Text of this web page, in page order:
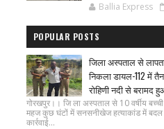
Ballia Express
POPULAR POSTS
जिला अस्पताल से लापता
निकला डायल-112 में
रोहिणी नदी से बरामद
गोरखपुर।। जि ला अस्पताल से 10 वर्षीय
महज कुछ घंटों में सनसनीखेज हत्याकांड में बदल
कार्रवाई...